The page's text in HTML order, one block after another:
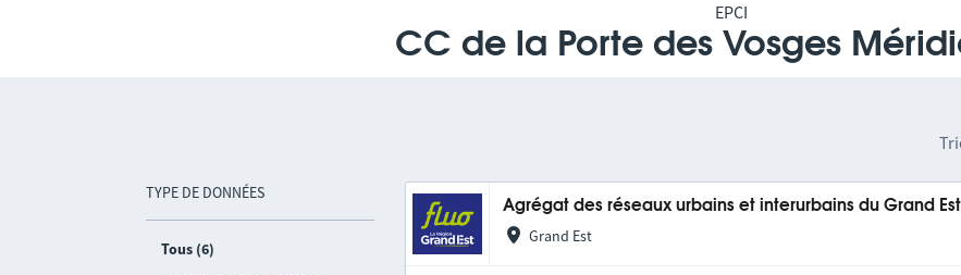
EPCI
CC de la Porte des Vosges
TYPE DE DONNÉES
Tous (6)
Agrégat des réseaux urbains et interurbains du Grand Est
Grand Est